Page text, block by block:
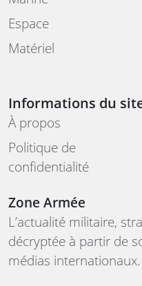
Espace
Matériel
Informations du
À propos
Politique de
confidentialité
Zone Armée
L’actualité militaire,
décryptée à partir de
médias internationaux.